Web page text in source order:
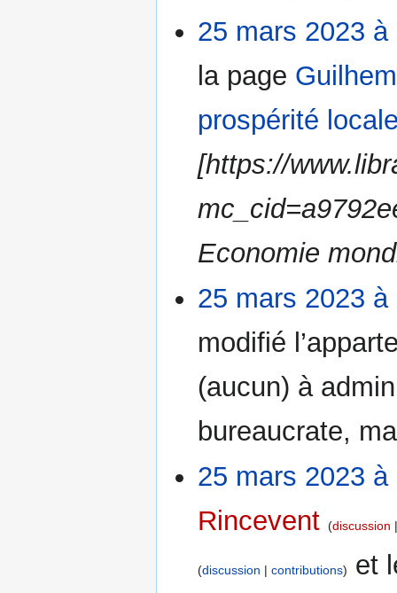
25 mars 2023 à
la page
prospérité
[https://
Economie
25 mars 2023 à
modifié
(aucun) à
bureaucrate,
25 mars 2023 à
Rincevent
discussion
discussion contributions
et